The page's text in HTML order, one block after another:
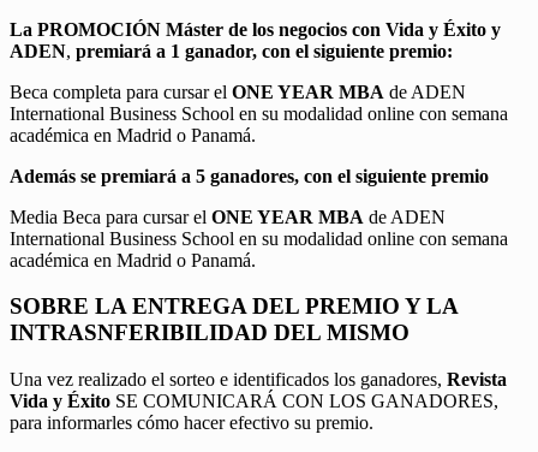
La PROMOCIÓN Máster de los negocios con Vida y Éxito y
ADEN, premiará a 1 ganador, con el siguiente premio:
Beca completa para cursar el ONE YEAR MBA de ADEN
International Business School en su modalidad online con semana
académica en Madrid o Panamá.
Además se premiará a 5 ganadores, con el siguiente premio
Media Beca para cursar el ONE YEAR MBA de ADEN
International Business School en su modalidad online con semana
académica en Madrid o Panamá.
SOBRE LA ENTREGA DEL PREMIO Y LA
INTRASNFERIBILIDAD DEL MISMO
Una vez realizado el sorteo e identificados los ganadores, Revista
Vida y Éxito SE COMUNICARÁ CON LOS GANADORES,
para informarles cómo hacer efectivo su premio.